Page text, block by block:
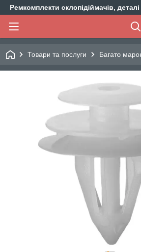
Ремкомплекти склопідіймачів,
Товари та послуги Багато